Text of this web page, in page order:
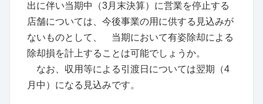
出に伴い当期中（3月末決算）に営業を停止する
店舗については、今後事業の用に供する見込みが
ないものとして、 当期において有姿除却による
除却損を計上することは可能でしょうか。
なお、収用等による引渡日については翌期（4
月中）になる見込みです。